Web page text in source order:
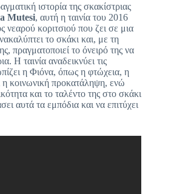
ιστορία της σκακίστριας
Mutesi, αυτή η ταινία του 2016
νεαρού κοριτσιού που ζει σε μια
το σκάκι και, με τη
πραγματοποιεί το όνειρό της να
Η ταινία αναδεικνύει τις
η Φιόνα, όπως η φτώχεια, η
η κοινωνική προκατάληψη, ενώ
και το ταλέντο της στο σκάκι
αυτά τα εμπόδια και να επιτύχει